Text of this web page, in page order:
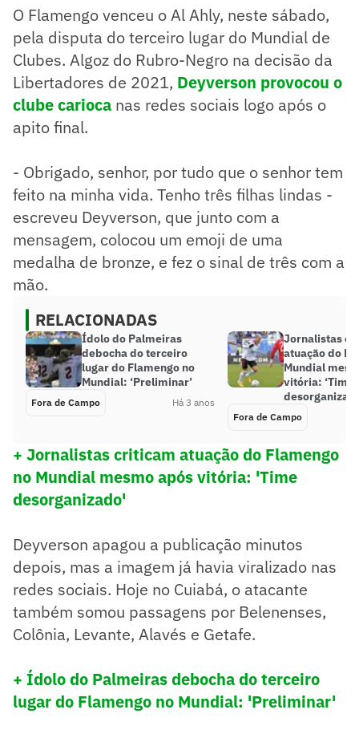
O Flamengo venceu o Al Ahly, neste sábado,
pela disputa do terceiro lugar do Mundial de
Clubes. Algoz do Rubro-Negro na decisão da
Libertadores de 2021, Deyverson provocou o
clube carioca nas redes sociais logo após o
apito final.
- Obrigado, senhor, por tudo que o senhor tem
feito na minha vida. Tenho três filhas lindas -
escreveu Deyverson, que junto com a
mensagem, colocou um emoji de uma
medalha de bronze, e fez o sinal de três com a
mão.
RELACIONADAS
Ídolo do Palmeiras
debocha do terceiro
lugar do Flamengo no
Mundial: ‘Preliminar’
Fora de Campo Há 3 anos
Jornalistas
atuação do
Mundial
vitória: ‘Time
Fora de Campo
+ Jornalistas criticam atuação do Flamengo
no Mundial mesmo após vitória: 'Time
desorganizado'
Deyverson apagou a publicação minutos
depois, mas a imagem já havia viralizado nas
redes sociais. Hoje no Cuiabá, o atacante
também somou passagens por Belenenses,
Colônia, Levante, Alavés e Getafe.
+ Ídolo do Palmeiras debocha do terceiro
lugar do Flamengo no Mundial: 'Preliminar'